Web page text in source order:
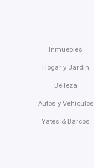
Inmuebles
Hogar y Jardín
Belleza
Autos y Vehículos
Yates & Barcos